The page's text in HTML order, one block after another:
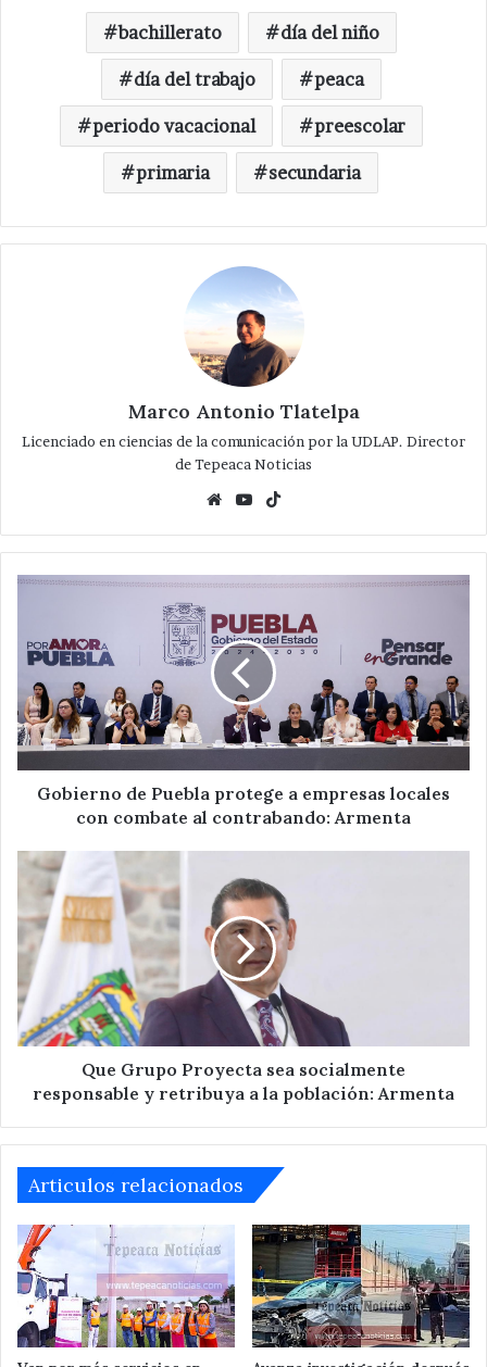
bachillerato día del niño
día del trabajo peaca
periodo vacacional preescolar
primaria secundaria
Marco Antonio Tlatelpa
Licenciado en ciencias de la comunicación por la UDLAP. Director
de Tepeaca Noticias
WebsiteYouTube
Gobierno
protege
empresas
locales
con
combate
contrabando:
Gobierno de Puebla protege a empresas locales
con combate al contrabando: Armenta
Que
Grupo
Proyecta
sea
socialmente
responsable
y
retribuya
a
población:
Que Grupo Proyecta sea socialmente
responsable y retribuya a la población: Armenta
Articulos relacionados